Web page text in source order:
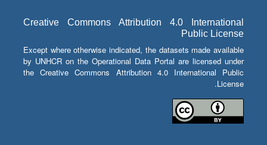
Creative Commons Attribution 4.0 International
Public License
Except where otherwise indicated, the datasets made available
by UNHCR on the Operational Data Portal are licensed under
the Creative Commons Attribution 4.0 International Public
License.